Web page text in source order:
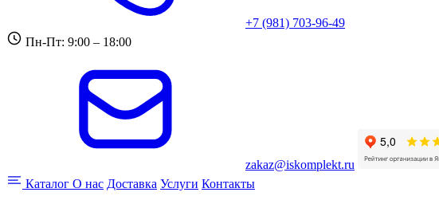
+7 (981) 703-96-49
Пн-Пт: 9:00 – 18:00
zakaz@iskomplekt.ru
Каталог О нас Доставка Услуги Контакты